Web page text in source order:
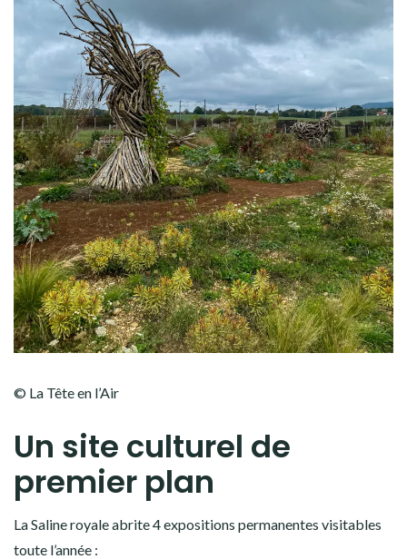
© La Tête en l’Air
Un site culturel de
premier plan
La Saline royale abrite 4 expositions permanentes visitables
toute l’année :